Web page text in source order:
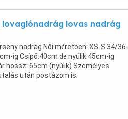
lovas nadrág
nadrág Női méretben: XS-S 34/36-
ig Csípő:40cm de nyúlik 45cm-ig
hossz: 65cm (nyúlik) Személyes
után postázom is.